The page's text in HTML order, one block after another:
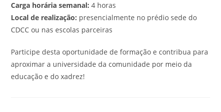
Carga horária semanal: 4 horas
Local de realização: presencialmente no prédio sede do
CDCC ou nas escolas parceiras
Participe desta oportunidade de formação e contribua para
aproximar a universidade da comunidade por meio da
educação e do xadrez!